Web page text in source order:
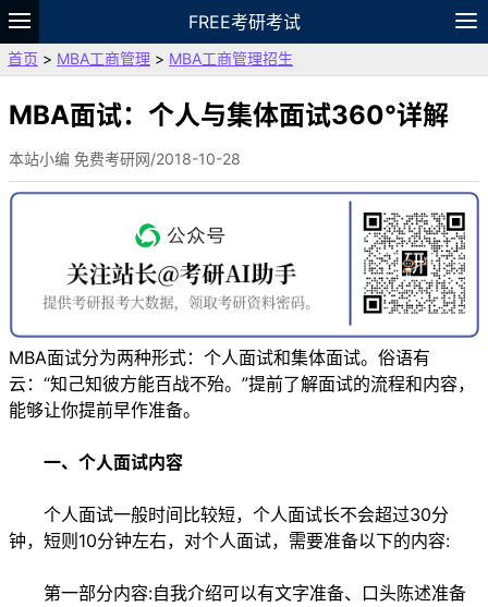
FREE考研考试
题库
故事 专题 APP
VIP
资料
首页 > MBA工商管理 > MBA工商管理招生
MBA面试：个人与集体面试360°详解
本站小编 免费考研网/2018-10-28
MBA面试分为两种形式：个人面试和集体面试。俗语有
云：“知己知彼方能百战不殆。”提前了解面试的流程和内容，
能够让你提前早作准备。
一、个人面试内容
个人面试一般时间比较短，个人面试长不会超过30分
钟，短则10分钟左右，对个人面试，需要准备以下的内容:
第一部分内容:自我介绍可以有文字准备、口头陈述准备